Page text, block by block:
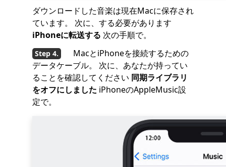
ダウンロードした音楽は現在Macに保存され
ています。 次に、する必要があります
iPhoneに転送する 次の手順で。
MacとiPhoneを接続するための
データケーブル。 次に、あなたが持ってい
ることを確認してください 同期ライブラリ
をオフにしました iPhoneのAppleMusic設
定で。